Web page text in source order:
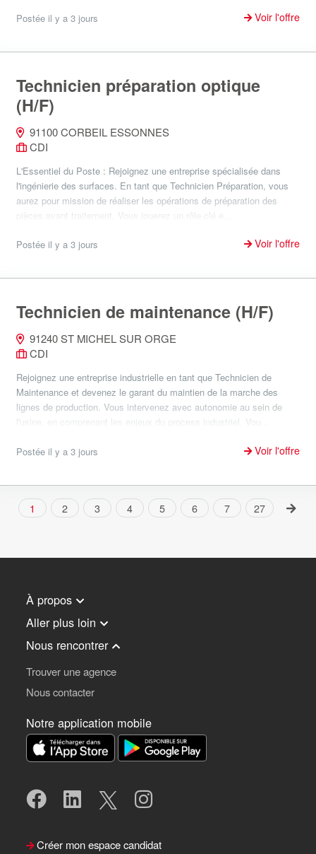
Postée il y a 3 jours Voir l'offre
Technicien préparation optique
(H/F)
91100 CORBEIL ESSONNES
CDI
L'Essentiel du Poste : Rejoignez une entreprise spécialisée dans
l'ingénierie des surfaces. En tant que Technicien Préparation, vous
aurez pour mission de réaliser les opérations de préparation des
pièces avant traitement. Vous jouerez un rôle clé e...
Postée il y a 3 jours Voir l'offre
Technicien de maintenance (H/F)
91240 ST MICHEL SUR ORGE
CDI
Rejoignez une entreprise industrielle en tant que Technicien de
Maintenance et devenez le garant du maintien de la marche des
lignes de production. Vous intervenez avec autonomie au sein de
l'usine, en comprenant les enjeux du process industriel. Vou...
Postée il y a 3 jours Voir l'offre
1 2 3 4 5 6 7 27
À propos
Aller plus loin
Nous rencontrer
Trouver une agence
Nous contacter
Notre application mobile
Créer mon espace candidat